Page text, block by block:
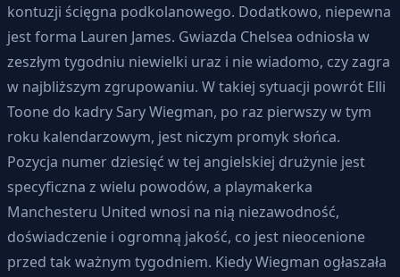
kontuzji ścięgna podkolanowego. Dodatkowo, niepewna
jest forma Lauren James. Gwiazda Chelsea odniosła w
zeszłym tygodniu niewielki uraz i nie wiadomo, czy zagra
w najbliższym zgrupowaniu. W takiej sytuacji powrót Elli
Toone do kadry Sary Wiegman, po raz pierwszy w tym
roku kalendarzowym, jest niczym promyk słońca.
Pozycja numer dziesięć w tej angielskiej drużynie jest
specyficzna z wielu powodów, a playmakerka
Manchesteru United wnosi na nią niezawodność,
doświadczenie i ogromną jakość, co jest nieocenione
przed tak ważnym tygodniem. Kiedy Wiegman ogłaszała